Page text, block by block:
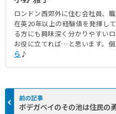
ロンドン西郊外に住む会社員、
在英20年以上の経験値を発揮し
る方にも興味深く分かりやすい
お役に立てれば…と思います。
ら ♪
ボデガベイのその池は住民の